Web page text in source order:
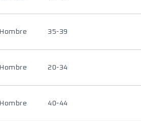
Hombre 35-39
Hombre 20-34
Hombre 40-44